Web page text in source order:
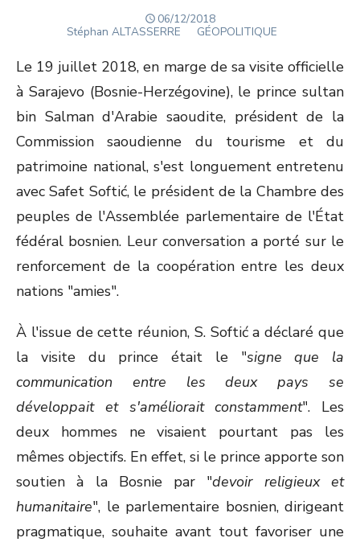
POSTED
ON
06/12/2018
Author
Stéphan ALTASSERRE GÉOPOLITIQUE
Le 19 juillet 2018, en marge de sa visite officielle
à Sarajevo (Bosnie-Herzégovine), le prince sultan
bin Salman d'Arabie saoudite, président de la
Commission saoudienne du tourisme et du
patrimoine national, s'est longuement entretenu
avec Safet Softić, le président de la Chambre des
peuples de l'Assemblée parlementaire de l'État
fédéral bosnien. Leur conversation a porté sur le
renforcement de la coopération entre les deux
nations "amies".
À l'issue de cette réunion, S. Softić a déclaré que
la visite du prince était le "signe que la
communication entre les deux pays se
développait et s'améliorait constamment". Les
deux hommes ne visaient pourtant pas les
mêmes objectifs. En effet, si le prince apporte son
soutien à la Bosnie par "devoir religieux et
humanitaire", le parlementaire bosnien, dirigeant
pragmatique, souhaite avant tout favoriser une